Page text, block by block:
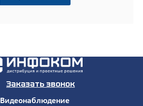
Заказать звонок
Видеонаблюдение